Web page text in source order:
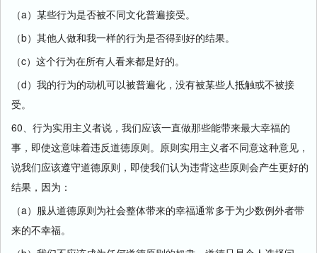
（a）某些行为是否被不同文化普遍接受。
（b）其他人做和我一样的行为是否得到好的结果。
（c）这个行为在所有人看来都是好的。
（d）我的行为的动机可以被普遍化，没有被某些人抵触或不被接
受。
60、行为实用主义者说，我们应该一直做那些能带来最大幸福的
事，即使这意味着违反道德原则。原则实用主义者不同意这种意见，
说我们应该遵守道德原则，即使我们认为违背这些原则会产生更好的
结果，因为：
（a）服从道德原则为社会整体带来的幸福通常多于为少数例外者带
来的不幸福。